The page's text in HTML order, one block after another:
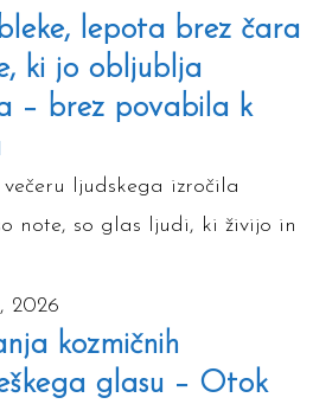
lepota brez čara
ki jo obljublja
– brez povabila k
ljudskega izročila
note, so glas ljudi, ki živijo in
2026
kozmičnih
glasu – Otok